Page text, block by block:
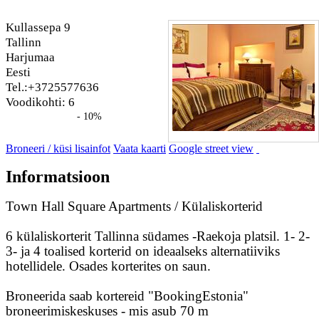
Kullassepa 9
Tallinn
Harjumaa
Eesti
Tel.:+3725577636
Voodikohti: 6
- 10%
Broneeri / küsi lisainfot Vaata kaarti Google street view
Informatsioon
Town Hall Square Apartments / Külaliskorterid
6 külaliskorterit Tallinna südames -Raekoja platsil. 1- 2-
3- ja 4 toalised korterid on ideaalseks alternatiiviks
hotellidele. Osades korterites on saun.
Broneerida saab kortereid "BookingEstonia"
broneerimiskeskuses - mis asub 70 m